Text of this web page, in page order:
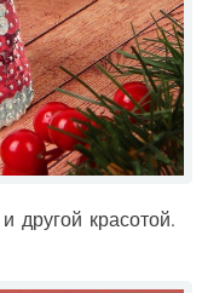
другой красотой.